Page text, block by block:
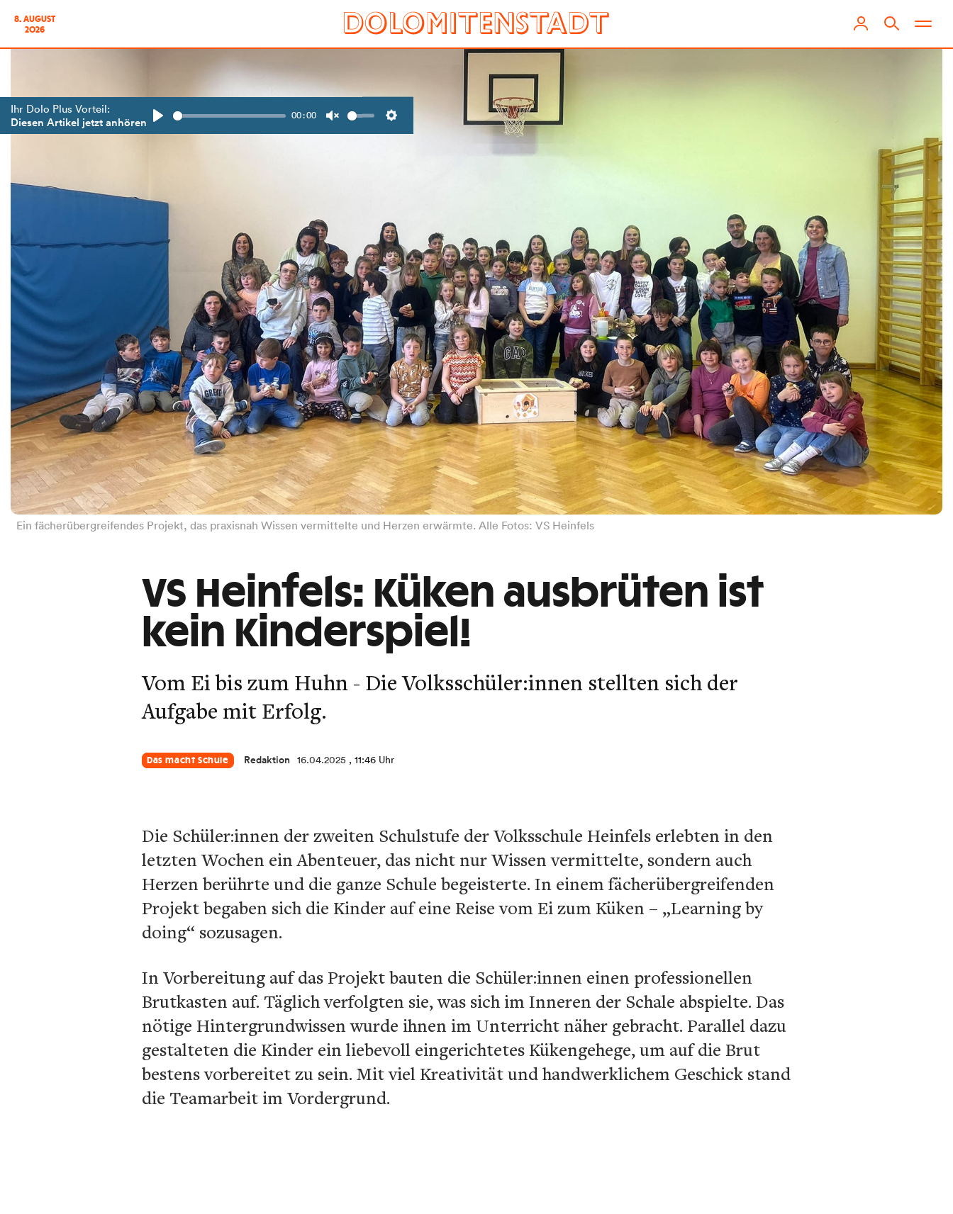
8. AUGUST
2026
Ihr Dolo Plus Vorteil:
Diesen Artikel jetzt anhören 00:00
Ein fächerübergreifendes Projekt, das praxisnah Wissen vermittelte und Herzen erwärmte. Alle Fotos: VS Heinfels
VS Heinfels: Küken ausbrüten ist
kein Kinderspiel!
Vom Ei bis zum Huhn - Die Volksschüler:innen stellten sich der
Aufgabe mit Erfolg.
Das macht Schule Redaktion 16.04.2025 , 11:46 Uhr
Die Schüler:innen der zweiten Schulstufe der Volksschule Heinfels erlebten in den
letzten Wochen ein Abenteuer, das nicht nur Wissen vermittelte, sondern auch
Herzen berührte und die ganze Schule begeisterte. In einem fächerübergreifenden
Projekt begaben sich die Kinder auf eine Reise vom Ei zum Küken – „Learning by
doing“ sozusagen.
In Vorbereitung auf das Projekt bauten die Schüler:innen einen professionellen
Brutkasten auf. Täglich verfolgten sie, was sich im Inneren der Schale abspielte. Das
nötige Hintergrundwissen wurde ihnen im Unterricht näher gebracht. Parallel dazu
gestalteten die Kinder ein liebevoll eingerichtetes Kükengehege, um auf die Brut
bestens vorbereitet zu sein. Mit viel Kreativität und handwerklichem Geschick stand
die Teamarbeit im Vordergrund.